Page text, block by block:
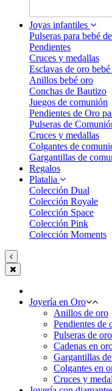
Joyas infantiles
Pulseras para bebé
Pendientes
Cruces y medallas
Esclavas de oro
Anillos bebé oro
Conchas de Bautizo
Juegos de comunión
Pendientes de Oro
Pulseras de
Cruces y medallas
Colgantes de
Gargantillas de
Regalos
Platalia
Colección Dual
Colección Royale
Colección Space
Colección Pink
Colección Moments
Joyería en Oro
Anillos de oro
Pendientes de
Pulseras de oro
Cadenas en
Gargantillas
Colgantes en
Cruces y